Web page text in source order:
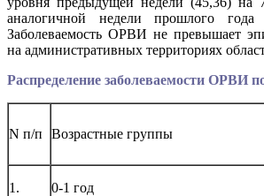
аналогичной недели прошлого
Заболеваемость ОРВИ не превышает
на административных территориях
Распределение заболеваемости ОРВИ
N п/п Возрастные группы
1. 0-1 год